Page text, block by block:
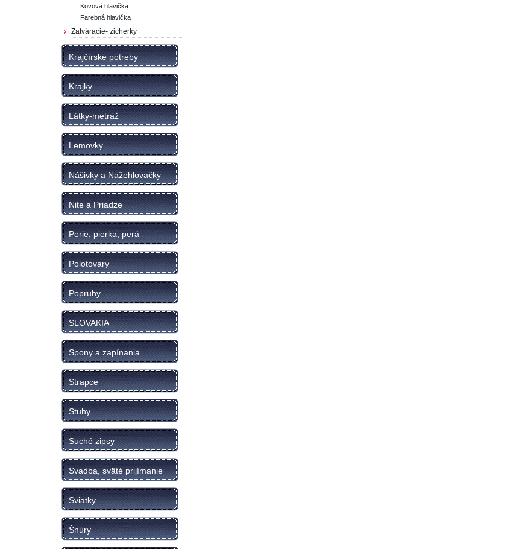
Kovová hlavička
Farebná hlavička
Zatváracie- zicherky
Krajčírske potreby
Krajky
Látky-metráž
Lemovky
Nášivky a Nažehlovačky
Nite a Priadze
Perie, pierka, perá
Polotovary
Popruhy
SLOVAKIA
Spony a zapínania
Strapce
Stuhy
Suché zipsy
Svadba, sväté prijímanie
Sviatky
Šnúry